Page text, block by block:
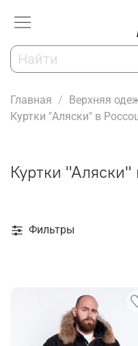
Главная Верхняя
Куртки "Аляски" в
Куртки
Фильтры